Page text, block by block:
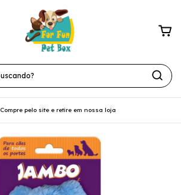
Compre pelo site e retire em nossa loja